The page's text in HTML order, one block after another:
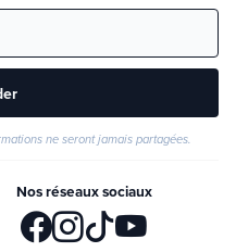
ne seront jamais partagées.
Nos réseaux sociaux